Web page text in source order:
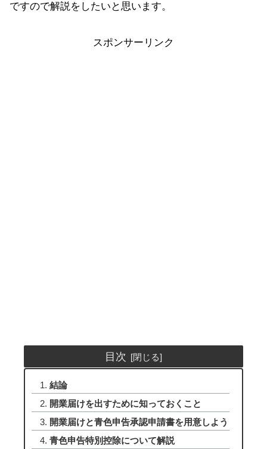
ですので解説をしたいと思います。
スポンサーリンク
目次
結論
開業届けを出すために知っておくこと
開業届けと青色申告承認申請書を用意しよう
青色申告特別控除について解説